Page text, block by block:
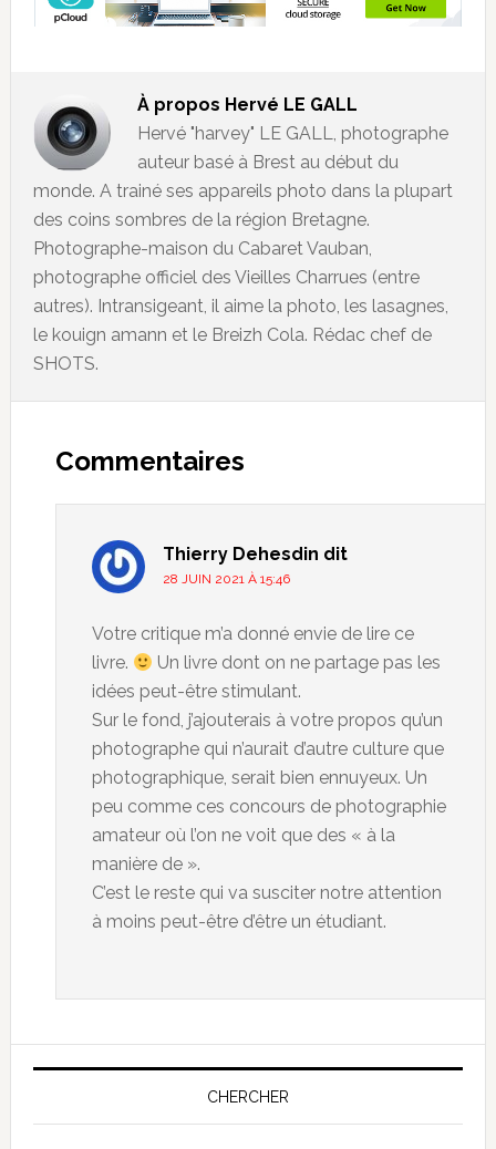
À propos Hervé LE GALL
Hervé "harvey" LE GALL, photographe
auteur basé à Brest au début du
monde. A trainé ses appareils photo dans la plupart
des coins sombres de la région Bretagne.
Photographe-maison du Cabaret Vauban,
photographe officiel des Vieilles Charrues (entre
autres). Intransigeant, il aime la photo, les lasagnes,
le kouign amann et le Breizh Cola. Rédac chef de
SHOTS.
Commentaires
Thierry Dehesdin dit
28 JUIN 2021 À 15:46
Votre critique m’a donné envie de lire ce
livre.
Un livre dont on ne partage pas les
idées peut-être stimulant.
Sur le fond, j’ajouterais à votre propos qu’un
photographe qui n’aurait d’autre culture que
photographique, serait bien ennuyeux. Un
peu comme ces concours de photographie
amateur où l’on ne voit que des « à la
manière de ».
C’est le reste qui va susciter notre attention
à moins peut-être d’être un étudiant.
CHERCHER